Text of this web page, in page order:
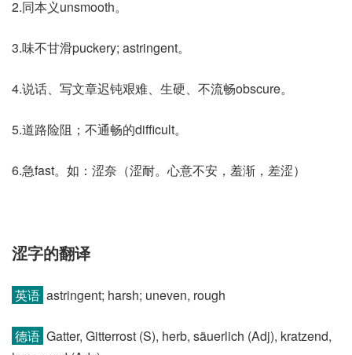
2.同本义unsmooth。
3.味不甘滑puckery; astringent。
4.说话、写文章迟钝艰难、生硬、不流畅obscure。
5.道路险阻；不通畅的difficult。
6.急fast。如：涩奈（涩耐。心意不安，羞渐，差涩）
涩字的翻译
英语 astringent; harsh; uneven, rough
德语 Gatter, Gitterrost (S)​, herb, säuerlich (Adj)​, kratzend,